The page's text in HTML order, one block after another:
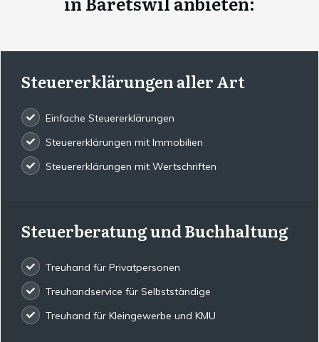
Steuererklärungen aller Art
Einfache Steuererklärungen
Steuererklärungen mit Immobilien
Steuererklärungen mit Wertschriften
Steuerberatung und Buchhaltung
Treuhand für Privatpersonen
Treuhandservice für Selbstständige
Treuhand für Kleingewerbe und KMU